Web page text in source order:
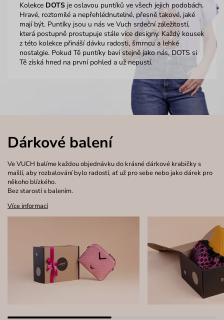
Kolekce DOTS je oslavou puntíků ve všech jejich podobách.
Hravé, roztomilé a nepřehlédnutelné, přesně takové, jaké
mají být. Puntíky jsou u nás ve Vuch srdeční záležitostí,
která postupně prostupuje stále více designy. Každý kousek
z této kolekce přináší dávku radosti, šmrncu a lehké
nostalgie. Pokud Tě puntíky baví stejně jako nás, DOTS si
Tě získá hned na první pohled a už nepustí.
Dárkové balení
Ve VUCH balíme každou objednávku do krásné dárkové krabičky s
mašlí, aby rozbalování bylo radostí, ať už pro sebe nebo jako dárek pro
někoho blízkého.
Bez starostí s balením.
Více informací